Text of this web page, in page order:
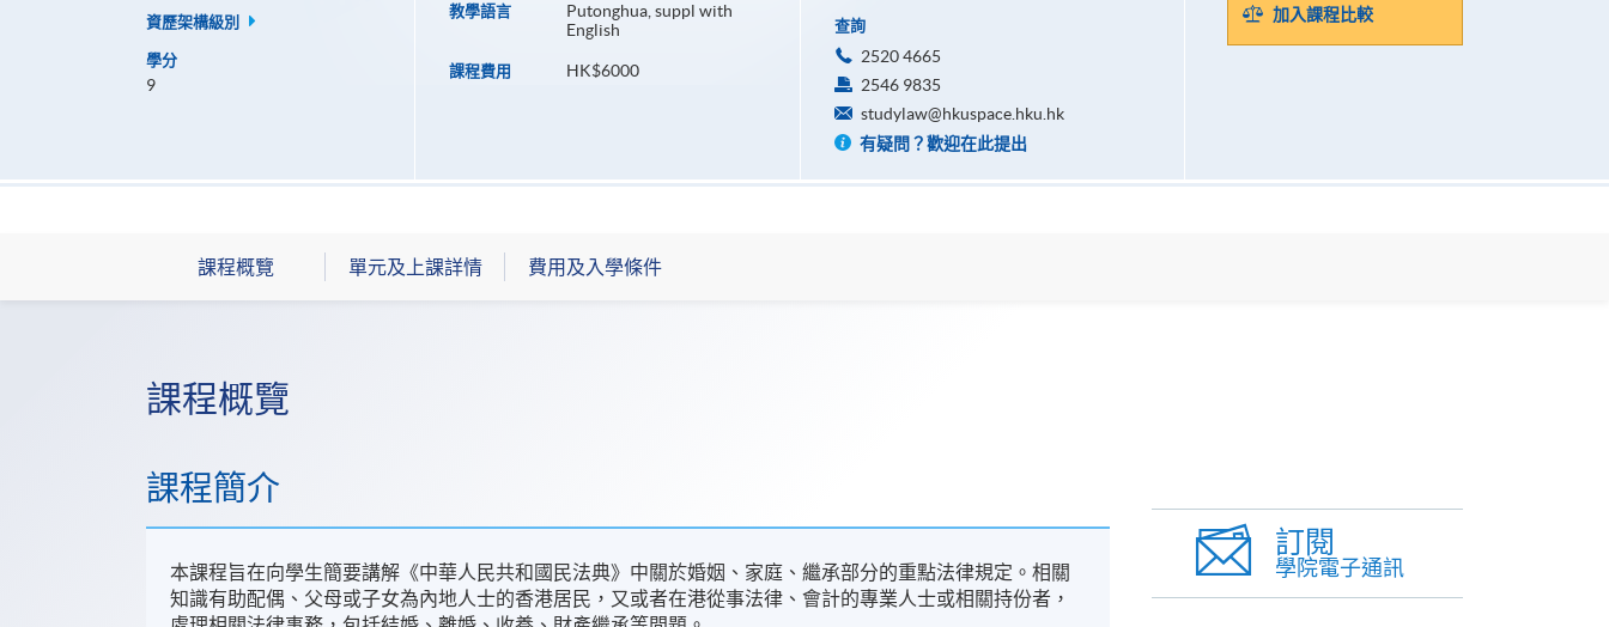
資歷架構級別
學分
9
教學語言
Putonghua, suppl with
English
課程費用 HK$6000
查詢
2520 4665
2546 9835
studylaw@hkuspace.hku.hk
有疑問？歡迎在此提出
加入課程比較
課程概覽 單元及上課詳情 費用及入學條件
課程概覽
課程簡介
本課程旨在向學生簡要講解《中華人民共和國民法典》中關於婚姻、家庭、繼承部分的重點法律規定。相關
知識有助配偶、父母或子女為內地人士的香港居民，又或者在港從事法律、會計的專業人士或相關持份者，
訂閱
學院電子通訊